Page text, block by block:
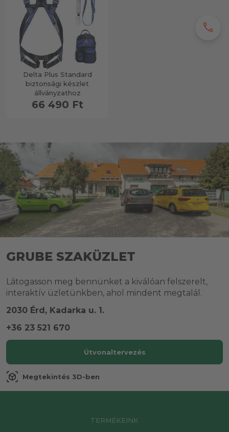
Delta Plus Standard
biztonsági készlet
állványzathoz
66 490 Ft
call
GRUBE SZAKÜZLET
Látogasson meg bennünket a kiválóan felszerelt,
interaktív üzletünkben, ahol mindent megtalál.
2030 Érd, Kadarka u. 1.
+36 23 521 670
Útvonaltervezés
view_in_ar Megtekintés 3D-ben
TERMÉKEINK